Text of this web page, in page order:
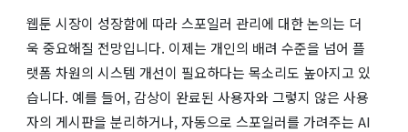
웹툰 시장이 성장함에 따라 스포일러 관리에 대한 논의는 더
욱 중요해질 전망입니다. 이제는 개인의 배려 수준을 넘어 플
랫폼 차원의 시스템 개선이 필요하다는 목소리도 높아지고 있
습니다. 예를 들어, 감상이 완료된 사용자와 그렇지 않은 사용
자의 게시판을 분리하거나, 자동으로 스포일러를 가려주는 AI